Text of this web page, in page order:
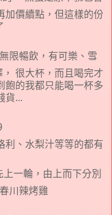
加價續點，但這樣的份
限暢飲，有可樂、雪
很大杯，而且喝完才
飽的我都只能喝一杯多
貨...
利、水梨汁等等的都有
一輪，由上而下分別
川辣烤雞